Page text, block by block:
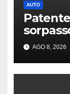
AUTO
tutto,
studio
AGO 8, 2026